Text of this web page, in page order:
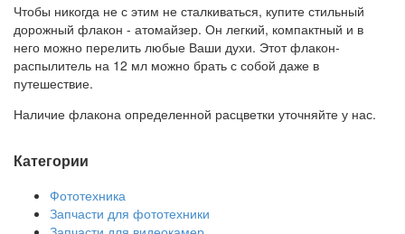
Чтобы никогда не с этим не сталкиваться, купите стильный
дорожный флакон - атомайзер. Он легкий, компактный и в
него можно перелить любые Ваши духи. Этот флакон-
распылитель на 12 мл можно брать с собой даже в
путешествие.
Наличие флакона определенной расцветки уточняйте у нас.
Категории
Фототехника
Запчасти для фототехники